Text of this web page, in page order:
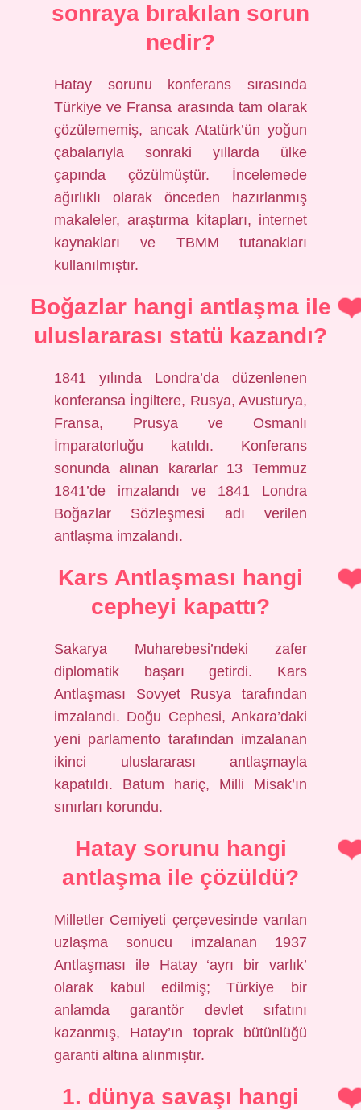
sonraya bırakılan sorun
nedir?
Hatay sorunu konferans sırasında
Türkiye ve Fransa arasında tam olarak
çözülememiş, ancak Atatürk’ün yoğun
çabalarıyla sonraki yıllarda ülke
çapında çözülmüştür. İncelemede
ağırlıklı olarak önceden hazırlanmış
makaleler, araştırma kitapları, internet
kaynakları ve TBMM tutanakları
kullanılmıştır.
Boğazlar hangi antlaşma ile
uluslararası statü kazandı?
1841 yılında Londra’da düzenlenen
konferansa İngiltere, Rusya, Avusturya,
Fransa, Prusya ve Osmanlı
İmparatorluğu katıldı. Konferans
sonunda alınan kararlar 13 Temmuz
1841’de imzalandı ve 1841 Londra
Boğazlar Sözleşmesi adı verilen
antlaşma imzalandı.
Kars Antlaşması hangi
cepheyi kapattı?
Sakarya Muharebesi’ndeki zafer
diplomatik başarı getirdi. Kars
Antlaşması Sovyet Rusya tarafından
imzalandı. Doğu Cephesi, Ankara’daki
yeni parlamento tarafından imzalanan
ikinci uluslararası antlaşmayla
kapatıldı. Batum hariç, Milli Misak’ın
sınırları korundu.
Hatay sorunu hangi
antlaşma ile çözüldü?
Milletler Cemiyeti çerçevesinde varılan
uzlaşma sonucu imzalanan 1937
Antlaşması ile Hatay ‘ayrı bir varlık’
olarak kabul edilmiş; Türkiye bir
anlamda garantör devlet sıfatını
kazanmış, Hatay’ın toprak bütünlüğü
garanti altına alınmıştır.
1. dünya savaşı hangi